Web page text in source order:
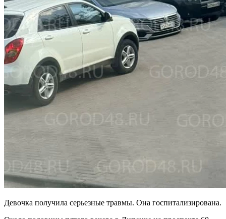
Девочка получила серьезные травмы. Она госпитализирована.